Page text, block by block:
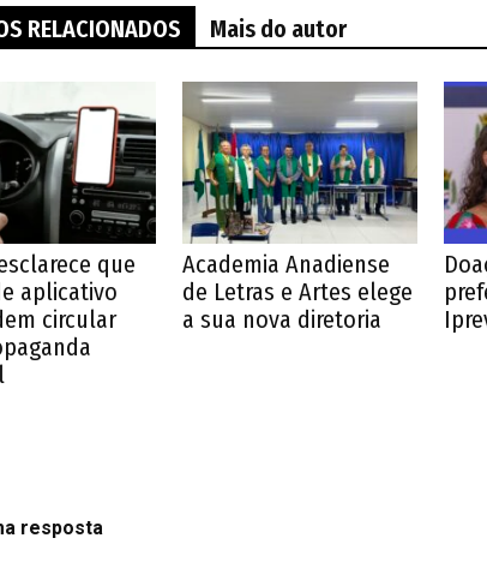
RELACIONADOS Mais do autor
que
aplicativo
circular
Academia Anadiense
de Letras e Artes elege
a sua nova diretoria
resposta